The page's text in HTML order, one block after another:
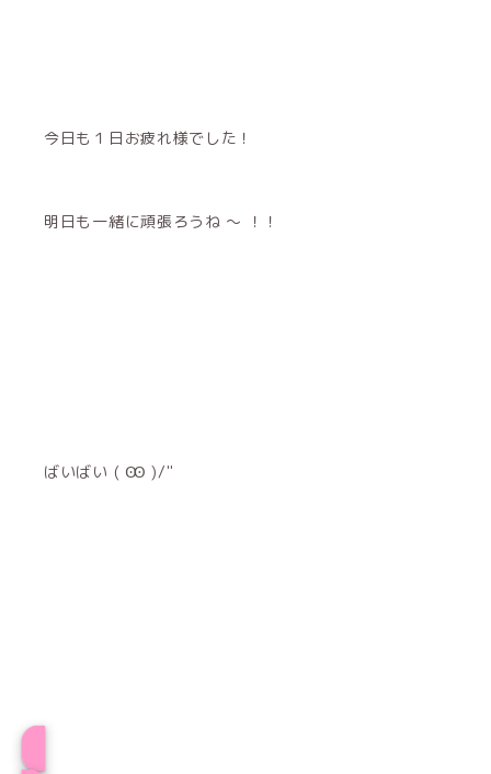
今日も１日お疲れ様でした！
明日も一緒に頑張ろうね 〜 ！！
ばいばい ( Ꙭ )/''